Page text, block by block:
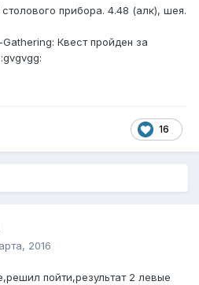
прибора. 4.48 (алк), шея.
Квест пройден за
16
2016
пойти,результат 2 левые